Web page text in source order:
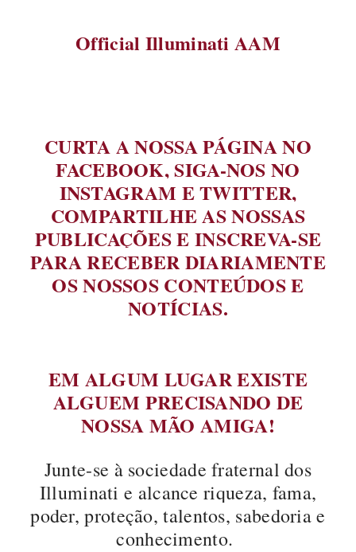
Official Illuminati AAM
CURTA A NOSSA PÁGINA NO
FACEBOOK, SIGA-NOS NO
INSTAGRAM E TWITTER,
COMPARTILHE AS NOSSAS
PUBLICAÇÕES E INSCREVA-SE
PARA RECEBER DIARIAMENTE
OS NOSSOS CONTEÚDOS E
NOTÍCIAS.
EM ALGUM LUGAR EXISTE
ALGUEM PRECISANDO DE
NOSSA MÃO AMIGA!
Junte-se à sociedade fraternal dos
Illuminati e alcance riqueza, fama,
poder, proteção, talentos, sabedoria e
conhecimento.